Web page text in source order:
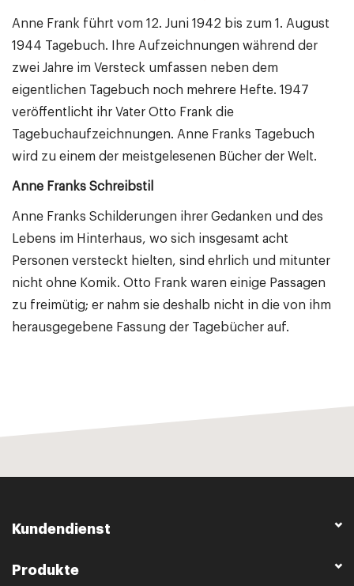
Anne Frank führt vom 12. Juni 1942 bis zum 1. August
1944 Tagebuch. Ihre Aufzeichnungen während der
zwei Jahre im Versteck umfassen neben dem
eigentlichen Tagebuch noch mehrere Hefte. 1947
veröffentlicht ihr Vater Otto Frank die
Tagebuchaufzeichnungen. Anne Franks Tagebuch
wird zu einem der meistgelesenen Bücher der Welt.
Anne Franks Schreibstil
Anne Franks Schilderungen ihrer Gedanken und des
Lebens im Hinterhaus, wo sich insgesamt acht
Personen versteckt hielten, sind ehrlich und mitunter
nicht ohne Komik. Otto Frank waren einige Passagen
zu freimütig; er nahm sie deshalb nicht in die von ihm
herausgegebene Fassung der Tagebücher auf.
Kundendienst
Produkte